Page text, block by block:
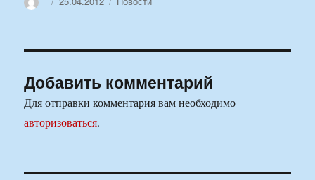
Добавить комментарий
Для отправки комментария вам необходимо
авторизоваться.